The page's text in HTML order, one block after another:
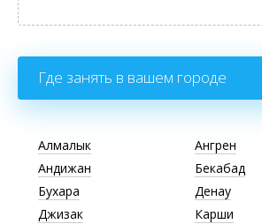
Где занять в вашем городе
Алмалык
Ангрен
Андижан
Бекабад
Бухара
Денау
Джизак
Карши